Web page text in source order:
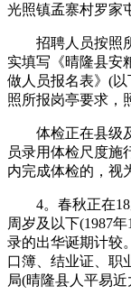
光照镇孟寨村罗家
招聘人员按照所
实填写《晴隆县安
做人员报名表》(
照所报岗亭要求，
体检正在县级及
员录用体检尺度施
内完成体检的，视
4。春秋正在18
周岁及以下(1987
录的出华诞期计较
口簿、结业证、职
局(晴隆县人平易近